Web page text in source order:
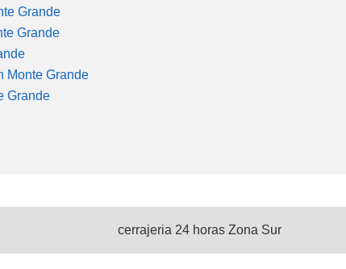
Grande
Grande
Monte Grande
Grande
cerrajeria 24 horas Zona Sur